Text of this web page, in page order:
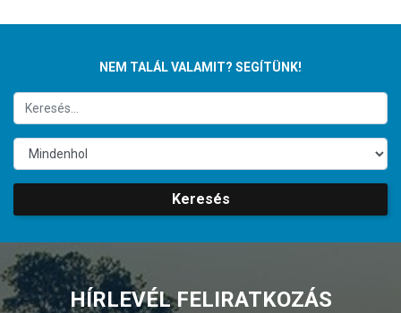
NEM TALÁL VALAMIT? SEGÍTÜNK!
Keresés
HÍRLEVÉL FELIRATKOZÁS